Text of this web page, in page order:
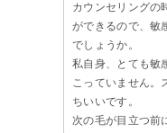
カウンセリングの
ができるので、敏
でしょうか。
私自身、とても敏
こっていません。
ちいいです。
次の毛が目立つ前